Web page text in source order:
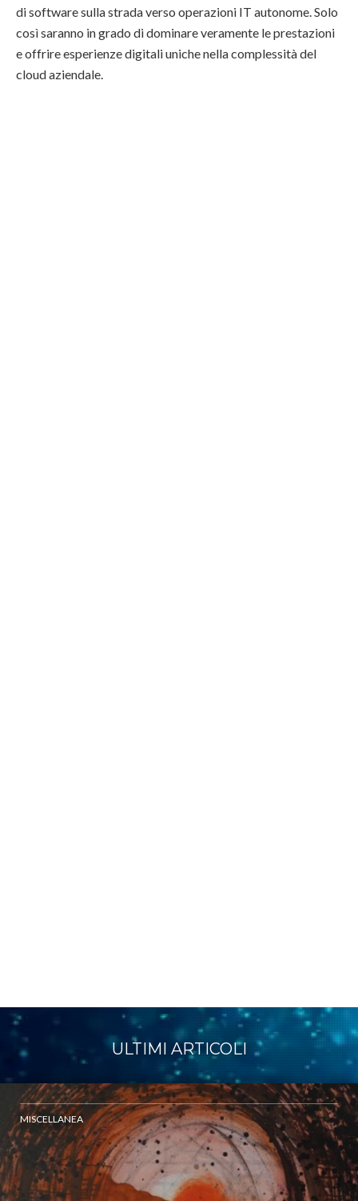
di software sulla strada verso operazioni IT autonome. Solo
così saranno in grado di dominare veramente le prestazioni
e offrire esperienze digitali uniche nella complessità del
cloud aziendale.
ULTIMI ARTICOLI
MISCELLANEA